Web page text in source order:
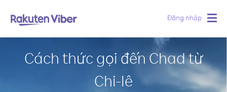
Đăng nhập
Cách thức gọi đến Chad từ
Chi-lê